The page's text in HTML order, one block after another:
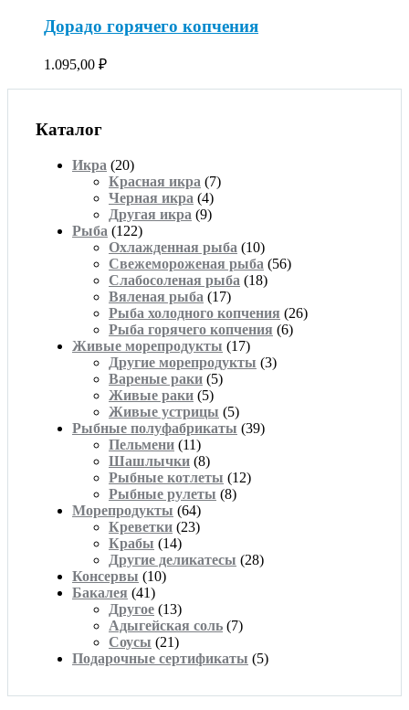
Дорадо горячего копчения
1.095,00 ₽
Каталог
Икра (20)
Красная икра (7)
Черная икра (4)
Другая икра (9)
Рыба (122)
Охлажденная рыба (10)
Свежемороженая рыба (56)
Слабосоленая рыба (18)
Вяленая рыба (17)
Рыба холодного копчения (26)
Рыба горячего копчения (6)
Живые морепродукты (17)
Другие морепродукты (3)
Вареные раки (5)
Живые раки (5)
Живые устрицы (5)
Рыбные полуфабрикаты (39)
Пельмени (11)
Шашлычки (8)
Рыбные котлеты (12)
Рыбные рулеты (8)
Морепродукты (64)
Креветки (23)
Крабы (14)
Другие деликатесы (28)
Консервы (10)
Бакалея (41)
Другое (13)
Адыгейская соль (7)
Соусы (21)
Подарочные сертификаты (5)